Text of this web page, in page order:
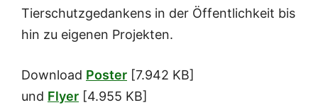
Tierschutzgedankens in der Öffentlichkeit bis
hin zu eigenen Projekten.
Download Poster [7.942 KB]
und Flyer [4.955 KB]